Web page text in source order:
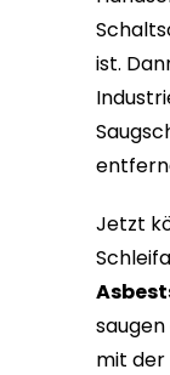
ist.
Jetzt
mit der